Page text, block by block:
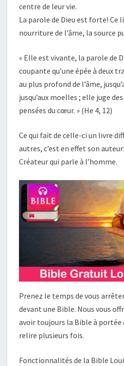
centre de leur vie.
La parole de Dieu est forte! Ce
nourriture de l’âme, la source
« Elle est vivante, la parole de
coupante qu’une épée à deux
au plus profond de l’âme,
jusqu’aux moelles ; elle juge
pensées du cœur. » (He 4, 12)
Ce qui fait de celle-ci un livre
autres, c’est en effet son
Créateur qui parle à l’homme.
Prenez le temps de vous
devant une Bible. Nous vous
avoir toujours la Bible à portée
relire plusieurs fois.
Fonctionnalités de la Bible